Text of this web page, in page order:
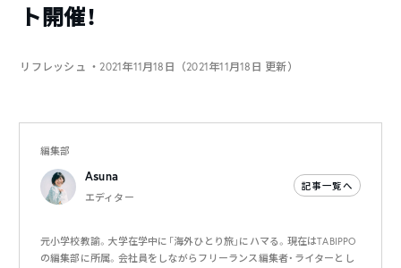
ト開催！
リフレッシュ ・2021年11月18日（2021年11月18日 更新）
編集部
Asuna
エディター
記事一覧へ
元小学校教諭。大学在学中に「海外ひとり旅」にハマる。現在はTABIPPO
の編集部に所属。会社員をしながらフリーランス編集者・ライターとし